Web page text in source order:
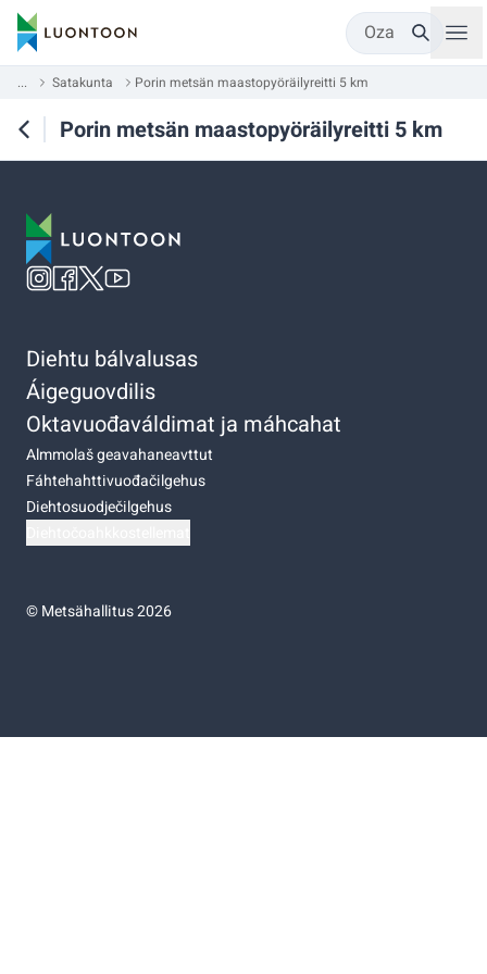
Oza
... Satakunta Porin metsän maastopyöräilyreitti 5 km
Porin metsän maastopyöräilyreitti 5 km
Diehtu bálvalusas
Áigeguovdilis
Oktavuođaváldimat ja máhcahat
Almmolaš geavahaneavttut
Fáhtehahttivuođačilgehus
Diehtosuodječilgehus
©Metsähallitus 2026